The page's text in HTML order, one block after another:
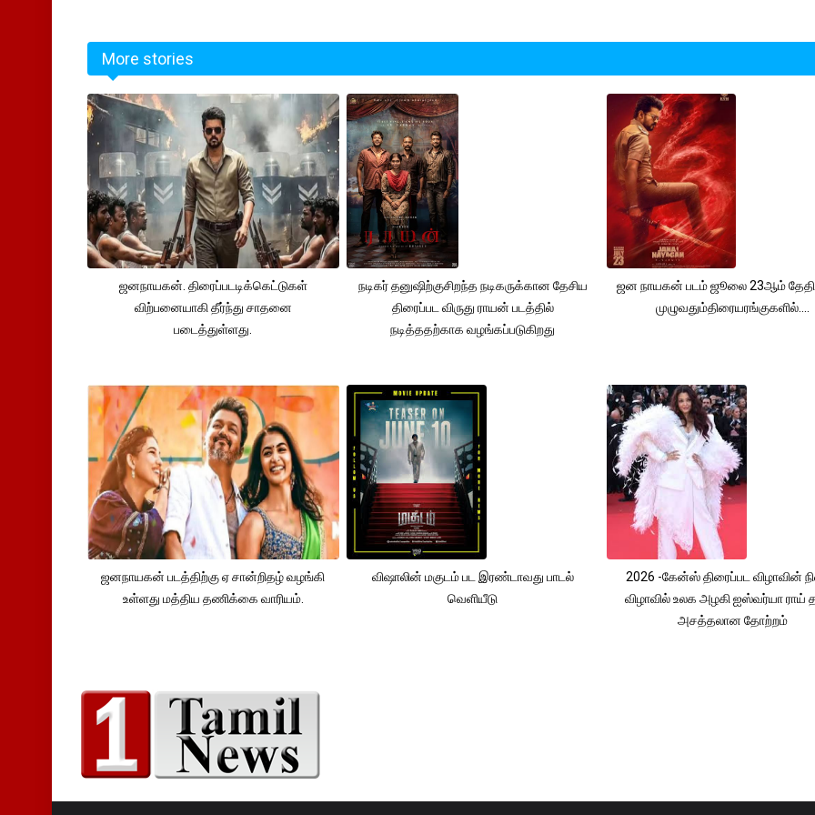
More stories
ஜனநாயகன். திரைப்படடிக்கெட்டுகள்
விற்பனையாகி தீர்ந்து சாதனை
படைத்துள்ளது.
நடிகர் தனுஷிற்குசிறந்த நடிகருக்கான தேசிய
திரைப்பட விருது ராயன் படத்தில்
நடித்ததற்காக வழங்கப்படுகிறது
ஜன நாயகன் படம் ஜூலை 23ஆம்
முழுவதும்திரையரங்குகளில்....
ஜனநாயகன் படத்திற்கு ஏ சான்றிதழ் வழங்கி
உள்ளது மத்திய தணிக்கை வாரியம்.
விஷாலின் மகுடம் பட இரண்டாவது பாடல்
வெளியீடு
2026 -கேன்ஸ் திரைப்பட விழாவின்
விழாவில் உலக அழகி ஐஸ்வர்யா ராய்
அசத்தலான தோற்றம்